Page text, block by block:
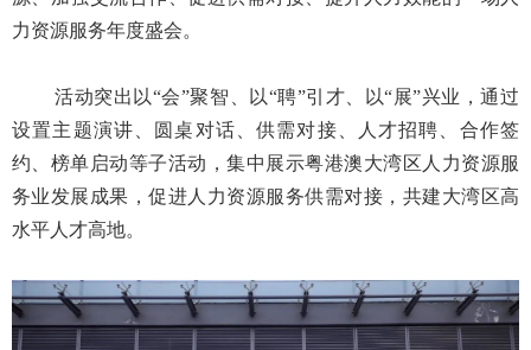
力资源服务年度盛会。
活动突出以“会”聚智、以“聘”引才、以“展”兴业，通过
设置主题演讲、圆桌对话、供需对接、人才招聘、合作签
约、榜单启动等子活动，集中展示粤港澳大湾区人力资源服
务业发展成果，促进人力资源服务供需对接，共建大湾区高
水平人才高地。